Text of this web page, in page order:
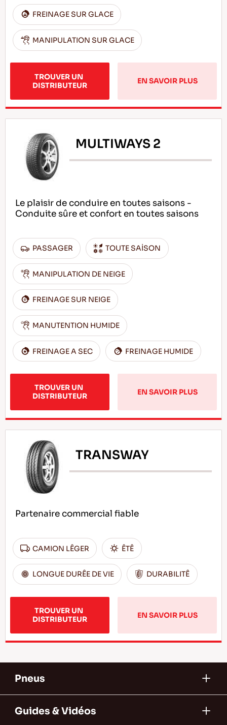
FREINAGE SUR GLACE
MANIPULATION SUR GLACE
TROUVER UN
DISTRIBUTEUR
EN SAVOIR PLUS
MULTIWAYS 2
Le plaisir de conduire en toutes saisons -
Conduite sûre et confort en toutes saisons
PASSAGER TOUTE SAİSON
MANIPULATION DE NEIGE
FREINAGE SUR NEIGE
MANUTENTION HUMIDE
FREINAGE A SEC FREINAGE HUMIDE
TROUVER UN
DISTRIBUTEUR
EN SAVOIR PLUS
TRANSWAY
Partenaire commercial fiable
CAMION LÊGER ÊTÊ
LONGUE DURÊE DE VIE DURABILITÊ
TROUVER UN
DISTRIBUTEUR
EN SAVOIR PLUS
Pneus
Guides & Vidéos